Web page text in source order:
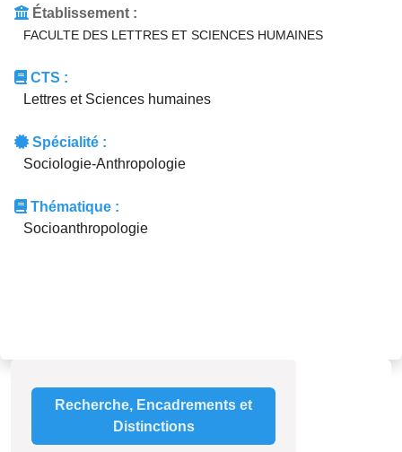
Établissement :
FACULTE DES LETTRES ET SCIENCES HUMAINES
CTS :
Lettres et Sciences humaines
Spécialité :
Sociologie-Anthropologie
Thématique :
Socioanthropologie
Recherche, Encadrements et
Distinctions